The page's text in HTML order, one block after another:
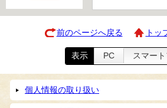
前のページへ戻る トッ
表示 PC スマー
個人情報の取り扱い